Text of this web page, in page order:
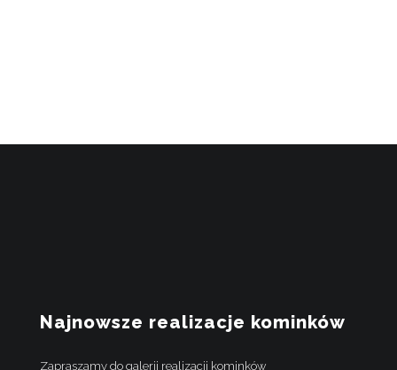
Najnowsze realizacje kominków
Zapraszamy do galerii realizacji kominków